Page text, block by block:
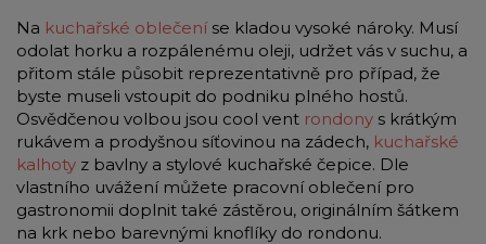
Na kuchařské oblečeníse kladou vysoké nároky. Musí
odolat horku a rozpálenému oleji, udržet vás v suchu, a
přitom stále působit reprezentativně pro případ, že
byste museli vstoupit do podniku plného hostů.
Osvědčenou volbou jsou cool vent rondony s krátkým
rukávem a prodyšnou síťovinou na zádech, kuchařské
kalhoty z bavlny a stylové kuchařské čepice. Dle
vlastního uvážení můžete pracovní oblečení pro
gastronomii doplnit také zástěrou, originálním šátkem
na krk nebo barevnými knoflíky do rondonu.